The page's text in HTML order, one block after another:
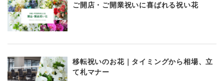
ご開店・ご開業祝いに喜ばれる祝い花
移転祝いのお花｜タイミングから相場、立
て札マナー